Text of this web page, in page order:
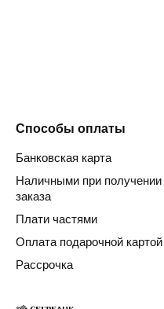
Способы оплаты
Банковская карта
Наличными при получении
заказа
Плати частями
Оплата подарочной картой
Рассрочка